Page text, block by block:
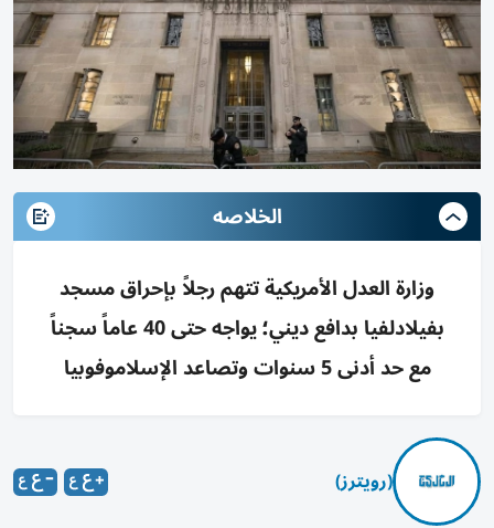
الخلاصه
وزارة العدل الأمريكية تتهم رجلاً بإحراق مسجد
بفيلادلفيا بدافع ديني؛ يواجه حتى 40 عاماً سجناً
مع حد أدنى 5 سنوات وتصاعد الإسلاموفوبيا
(رويترز)